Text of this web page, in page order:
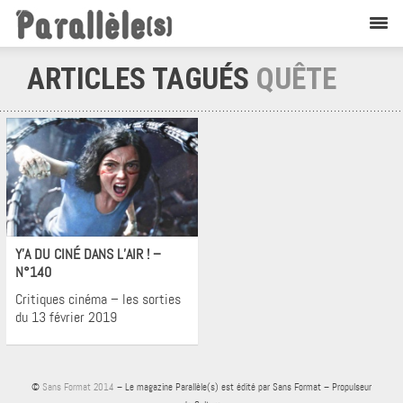
ARTICLES TAGUÉS QUÊTE
Cinéma
Y’A DU CINÉ DANS L’AIR ! –
N°140
Critiques cinéma – les sorties
du 13 février 2019
© Sans Format 2014 – Le magazine Parallèle(s) est édité par Sans Format – Propulseur